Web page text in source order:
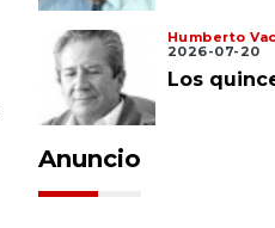
Humberto
2026-07-20
Los
Anuncio